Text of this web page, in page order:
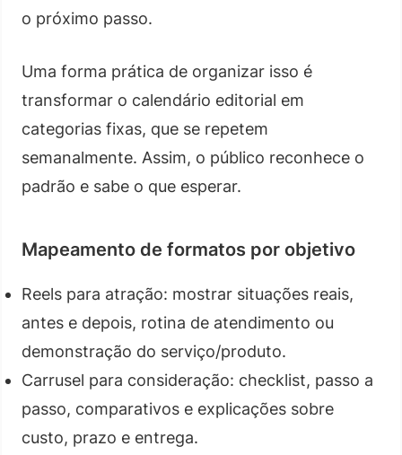
o próximo passo.
Uma forma prática de organizar isso é
transformar o calendário editorial em
categorias fixas, que se repetem
semanalmente. Assim, o público reconhece o
padrão e sabe o que esperar.
Mapeamento de formatos por objetivo
Reels para atração: mostrar situações reais,
antes e depois, rotina de atendimento ou
demonstração do serviço/produto.
Carrusel para consideração: checklist, passo a
passo, comparativos e explicações sobre
custo, prazo e entrega.